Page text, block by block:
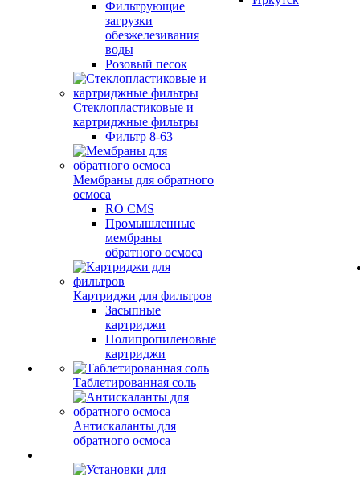
Фильтрующие
загрузки
обезжелезивания
воды
Розовый песок
Стеклопластиковые и
картриджные фильтры
Фильтр 8-63
Мембраны для обратного
осмоса
RO CMS
Промышленные
мембраны
обратного осмоса
Картриджи для фильтров
Засыпные
картриджи
Полипропиленовые
картриджи
Таблетированная соль
Антискаланты для
обратного осмоса